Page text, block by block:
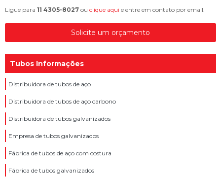
Ligue para 11 4305-8027 ou clique aqui e entre em contato por email.
Solicite um orçamento
Tubos Informações
Distribuidora de tubos de aço
Distribuidora de tubos de aço carbono
Distribuidora de tubos galvanizados
Empresa de tubos galvanizados
Fábrica de tubos de aço com costura
Fábrica de tubos galvanizados